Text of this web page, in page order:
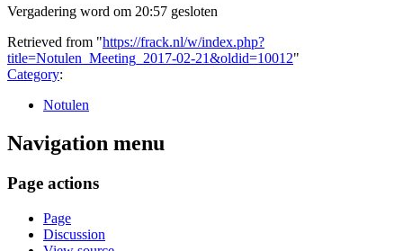
Vergadering word om 20:57 gesloten
Retrieved from "https://frack.nl/w/index.php?
title=Notulen_Meeting_2017-02-21&oldid=10012"
Category:
Notulen
Navigation menu
Page actions
Page
Discussion